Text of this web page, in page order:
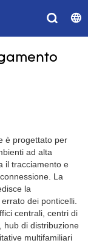
è progettato per
ad alta
il tracciamento e
La
la
dei ponticelli.
centrali, centri di
hub di distribuzione
multifamiliari